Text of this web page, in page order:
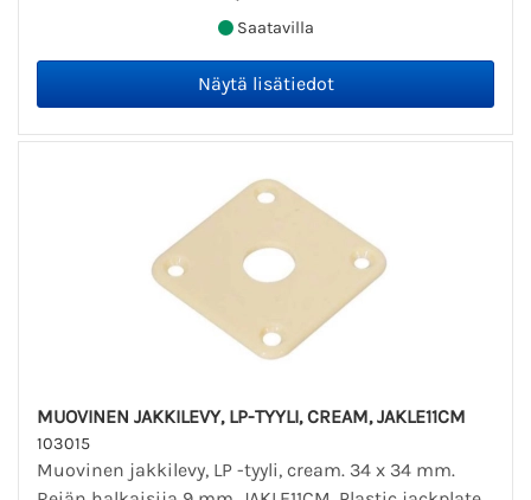
Saatavilla
MUOVINEN JAKKILEVY, LP-TYYLI, CREAM, JAKLE11CM
103015
Muovinen jakkilevy, LP -tyyli, cream. 34 x 34 mm.